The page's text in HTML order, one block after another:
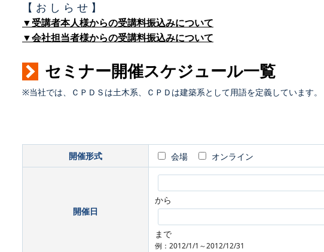
【 お し ら せ 】
▼受講者本人様からの受講料振込みについて
▼会社担当者様からの受講料振込みについて
セミナー開催スケジュール一覧
※当社では、ＣＰＤＳは土木系、ＣＰＤは建築系として用語を定義しています。
開催形式 会場 オンライン
開催日
から
まで
例：2012/1/1～2012/12/31